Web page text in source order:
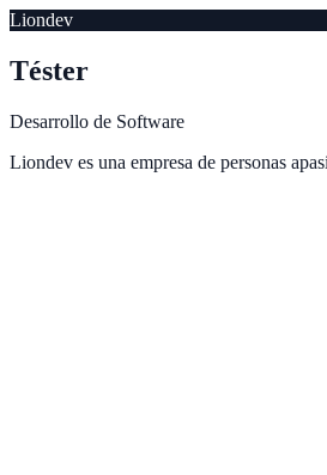
Liondev
Téster
Desarrollo de Software
Liondev es una empresa de personas